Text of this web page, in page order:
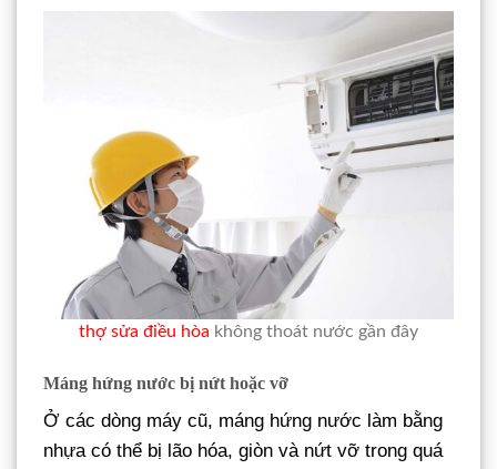
thợ sửa điều hòa không thoát nước gần đây
Máng hứng nước bị nứt hoặc vỡ
Ở các dòng máy cũ, máng hứng nước làm bằng
nhựa có thể bị lão hóa, giòn và nứt vỡ trong quá